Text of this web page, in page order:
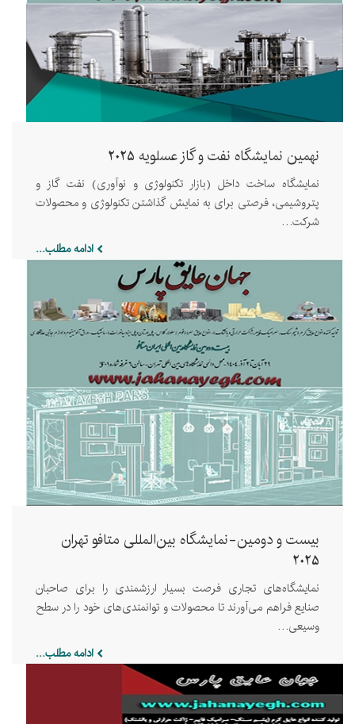
نهمین نمایشگاه نفت و گاز عسلویه 2025
نمایشگاه ساخت داخل (بازار تکنولوژی و نوآوری) نفت گاز و
پتروشیمی، فرصتی برای به نمایش گذاشتن تکنولوژی و محصولات
شرکت…
ادامه مطلب...
بیست و دومین-نمایشگاه بین‌المللی متافو تهران
2025
نمایشگاه‌‌‌های تجاری فرصت‌ بسیار ارزشمندی را برای صاحبان
صنایع فراهم می‌آورند تا محصولات و توانمندی‌های خود را در سطح
وسیعی…
ادامه مطلب...